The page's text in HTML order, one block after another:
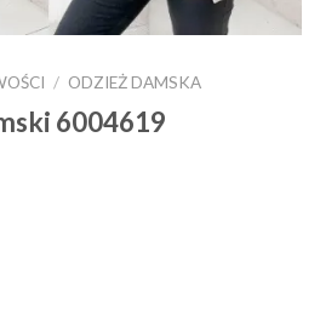
/ ODZIEŻ DAMSKA
6004619